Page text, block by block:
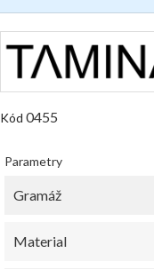
Kód 0455
Parametry
Gramáž
Material